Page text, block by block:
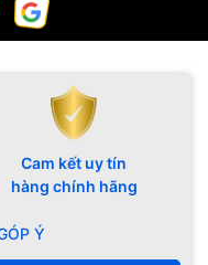
Cam kết uy tín
hàng chính hãng
Ý